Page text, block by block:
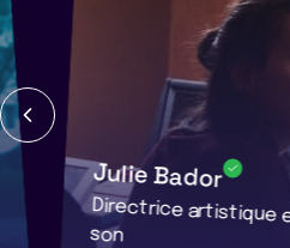
Julie Bador
Directrice artistique
son